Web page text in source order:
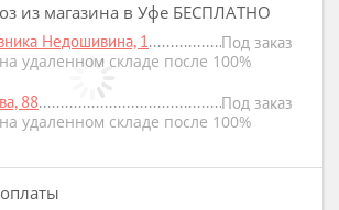
из магазина в Уфе БЕСПЛАТНО
Недошивина, 1
Под заказ
удаленном складе после 100%
88
Под заказ
удаленном складе после 100%